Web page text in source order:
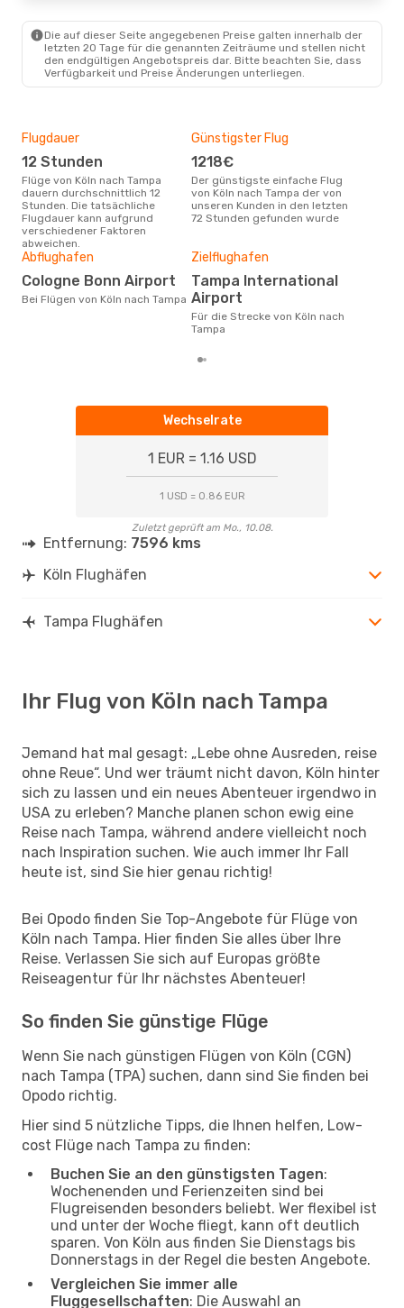
Die auf dieser Seite angegebenen Preise galten innerhalb der
letzten 20 Tage für die genannten Zeiträume und stellen nicht
den endgültigen Angebotspreis dar. Bitte beachten Sie, dass
Verfügbarkeit und Preise Änderungen unterliegen.
Flugdauer
12 Stunden
Flüge von Köln nach Tampa
dauern durchschnittlich 12
Stunden. Die tatsächliche
Flugdauer kann aufgrund
verschiedener Faktoren
abweichen.
Günstigster Flug
1218€
Der günstigste einfache Flug
von Köln nach Tampa der von
unseren Kunden in den letzten
72 Stunden gefunden wurde
Abflughafen
Cologne Bonn Airport
Bei Flügen von Köln nach Tampa
Zielflughafen
Tampa International
Airport
Für die Strecke von Köln nach
Tampa
Wechselrate
1 EUR = 1.16 USD
1 USD = 0.86 EUR
Zuletzt geprüft am Mo., 10.08.
Entfernung: 7596 kms
Köln Flughäfen
Tampa Flughäfen
Ihr Flug von Köln nach Tampa
Jemand hat mal gesagt: „Lebe ohne Ausreden, reise
ohne Reue“. Und wer träumt nicht davon, Köln hinter
sich zu lassen und ein neues Abenteuer irgendwo in
USA zu erleben? Manche planen schon ewig eine
Reise nach Tampa, während andere vielleicht noch
nach Inspiration suchen. Wie auch immer Ihr Fall
heute ist, sind Sie hier genau richtig!
Bei Opodo finden Sie Top-Angebote für Flüge von
Köln nach Tampa. Hier finden Sie alles über Ihre
Reise. Verlassen Sie sich auf Europas größte
Reiseagentur für Ihr nächstes Abenteuer!
So finden Sie günstige Flüge
Wenn Sie nach günstigen Flügen von Köln (CGN)
nach Tampa (TPA) suchen, dann sind Sie finden bei
Opodo richtig.
Hier sind 5 nützliche Tipps, die Ihnen helfen, Low-
cost Flüge nach Tampa zu finden:
Buchen Sie an den günstigsten Tagen:
Wochenenden und Ferienzeiten sind bei
Flugreisenden besonders beliebt. Wer flexibel ist
und unter der Woche fliegt, kann oft deutlich
sparen. Von Köln aus finden Sie Dienstags bis
Donnerstags in der Regel die besten Angebote.
Vergleichen Sie immer alle
Fluggesellschaften: Die Auswahl an